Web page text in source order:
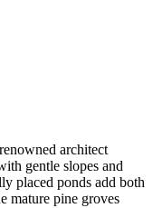
architect
gentle slopes and
placed ponds add both
mature pine groves